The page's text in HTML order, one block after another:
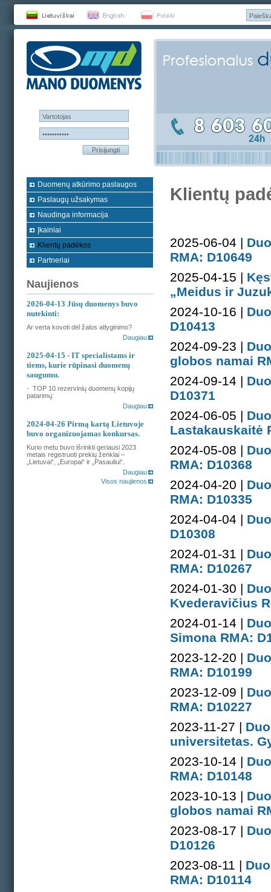
Prisijungti
Duomenų atkūrimo paslaugos
Paslaugų užsakymas
Naudinga informacija
Įkainiai
Klientų padėkos
Partneriai
Naujienos
2026-04-13 Jūsų duomenys buvo
nutekinti:
Ar verta kovoti dėl žalos atlyginimo?
Daugiau
2025-04-15 - IT specialistams ir
tiems, kurie rūpinasi duomenų
saugumu.
- TOP 10 rezervinių duomenų kopijų
patarimų:
Daugiau
2024-04-26 Pirmą kartą Lietuvoje
buvo organizuojamas konkursas.
Kurio metu buvo išrinkti geriausi 2023
metais registruoti prekių ženklai –
„Lietuvai“, „Europai“ ir „Pasauliui“.
Daugiau
Visos naujienos
Klientų
2025-06-04 |
RMA: D10649
2025-04-15 |
„Meidus ir
2024-10-16 |
D10413
2024-09-23 |
globos namai
2024-09-14 |
D10371
2024-06-05 |
Lastakauskaitė
2024-05-08 |
RMA: D10368
2024-04-20 |
RMA: D10335
2024-04-04 |
D10308
2024-01-31 |
RMA: D10267
2024-01-30 |
Kvederavičius
2024-01-14 |
Simona RMA:
2023-12-20 |
RMA: D10199
2023-12-09 |
RMA: D10227
2023-11-27 |
universitetas.
2023-10-14 |
RMA: D10148
2023-10-13 |
globos namai
2023-08-17 |
D10126
2023-08-11 |
RMA: D10114